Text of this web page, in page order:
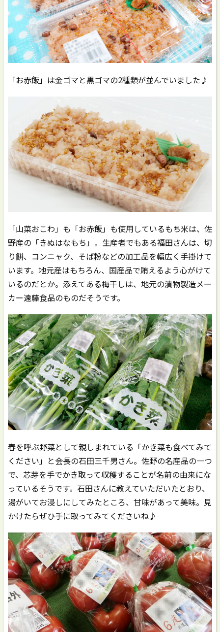
「お赤飯」は金ゴマと黒ゴマの2種類が並んでいました♪
「山菜おこわ」も「お赤飯」も使用しているもち米は、佐
野産の「きぬはなもち」。生産者でもある福田さんは、切
り餅、コンニャク、そば粉などの加工品を幅広く手掛けて
います。地元産はもちろん、国産品で賄えるよう心がけて
いるのだとか。添えてある梅干しは、地元の漬物製造メー
カー遠藤食品のものだそうです。
春を呼ぶ野菜として親しまれている「かき菜も食べてみて
ください」と会長の石田三千男さん。佐野の名産品の一つ
で、芯芽を手でかき取って収穫することが名前の由来にな
っているそうです。石田さんに教えていただいたとおり、
湯がいてお浸しにしてみたところ、甘味があって美味。見
かけたらぜひ手に取ってみてくださいね♪